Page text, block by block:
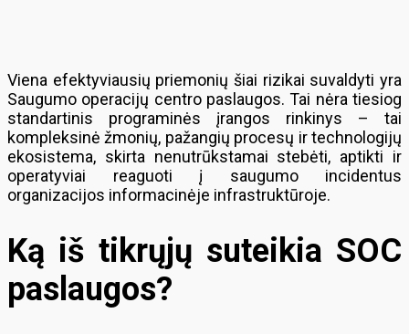
Viena efektyviausių priemonių šiai rizikai suvaldyti yra
Saugumo operacijų centro paslaugos. Tai nėra tiesiog
standartinis programinės įrangos rinkinys – tai
kompleksinė žmonių, pažangių procesų ir technologijų
ekosistema, skirta nenutrūkstamai stebėti, aptikti ir
operatyviai reaguoti į saugumo incidentus
organizacijos informacinėje infrastruktūroje.
Ką iš tikrųjų suteikia SOC
paslaugos?